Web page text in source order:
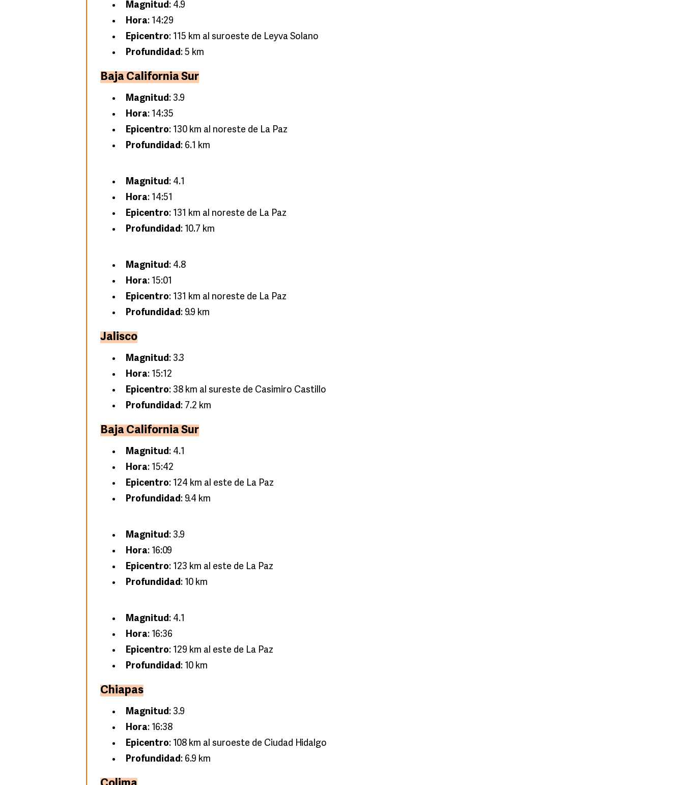
Magnitud: 4.9
Hora: 14:29
Epicentro: 115 km al suroeste de Leyva Solano
Profundidad: 5 km
Baja California Sur
Magnitud: 3.9
Hora: 14:35
Epicentro: 130 km al noreste de La Paz
Profundidad: 6.1 km
Magnitud: 4.1
Hora: 14:51
Epicentro: 131 km al noreste de La Paz
Profundidad: 10.7 km
Magnitud: 4.8
Hora: 15:01
Epicentro: 131 km al noreste de La Paz
Profundidad: 9.9 km
Jalisco
Magnitud: 3.3
Hora: 15:12
Epicentro: 38 km al sureste de Casimiro Castillo
Profundidad: 7.2 km
Baja California Sur
Magnitud: 4.1
Hora: 15:42
Epicentro: 124 km al este de La Paz
Profundidad: 9.4 km
Magnitud: 3.9
Hora: 16:09
Epicentro: 123 km al este de La Paz
Profundidad: 10 km
Magnitud: 4.1
Hora: 16:36
Epicentro: 129 km al este de La Paz
Profundidad: 10 km
Chiapas
Magnitud: 3.9
Hora: 16:38
Epicentro: 108 km al suroeste de Ciudad Hidalgo
Profundidad: 6.9 km